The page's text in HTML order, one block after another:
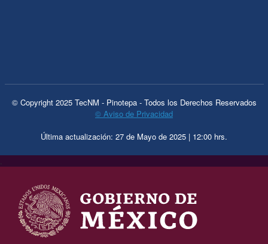
© Copyright 2025 TecNM - Pinotepa - Todos los Derechos Reservados
© Aviso de Privacidad
Última actualización: 27 de Mayo de 2025 | 12:00 hrs.
.